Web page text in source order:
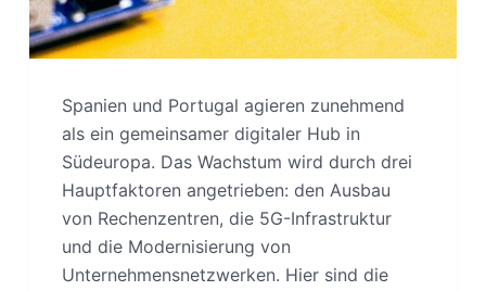
Spanien und Portugal agieren zunehmend
als ein gemeinsamer digitaler Hub in
Südeuropa. Das Wachstum wird durch drei
Hauptfaktoren angetrieben: den Ausbau
von Rechenzentren, die 5G-Infrastruktur
und die Modernisierung von
Unternehmensnetzwerken. Hier sind die